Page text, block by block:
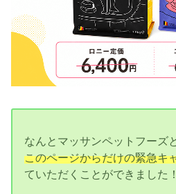
なんとマッサンペットフーズ
このページからだけの緊急キ
ていただくことができました